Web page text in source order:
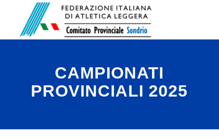
CAMPIONATI
PROVINCIALI 2025